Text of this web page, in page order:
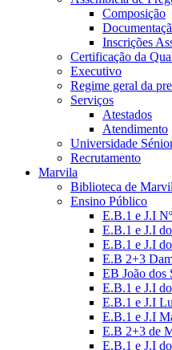
Composição
Inscrições
Certificação da
Executivo
Regime geral da
Serviços
Atestados
Atendimento
Universidade
Recrutamento
Marvila
Biblioteca de
Ensino Público
E.B.1 e J.I
E.B.1 e J.I
E.B.1 e J.I
E.B 2+3
EB João dos
E.B.1 e J.I
E.B.1 e J.I
E.B.1 e J.I
E.B 2+3 de
E.B.1 e J.I